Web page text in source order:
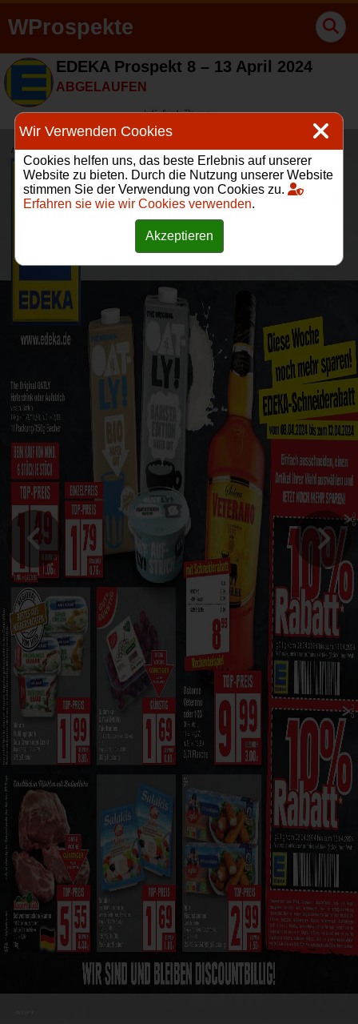
WProspekte
EDEKA Prospekt 8 – 13 April 2024
ABGELAUFEN
Wir Verwenden Cookies
Cookies helfen uns, das beste Erlebnis auf unserer
Website zu bieten. Durch die Nutzung unserer Website
stimmen Sie der Verwendung von Cookies zu.
Erfahren sie wie wir Cookies verwenden.
Akzeptieren